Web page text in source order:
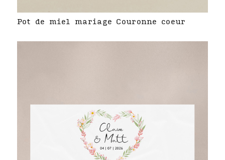
Pot de miel mariage Couronne coeur